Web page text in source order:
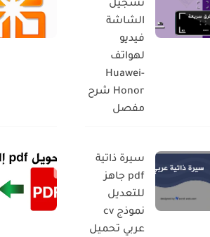
تسجيل
الشاشة
فيديو
لهواتف
Huawei-
Honor شرح
مفصل
سيرة ذاتية
pdf جاهز
للتعديل
نموذج cv
عربي تحميل